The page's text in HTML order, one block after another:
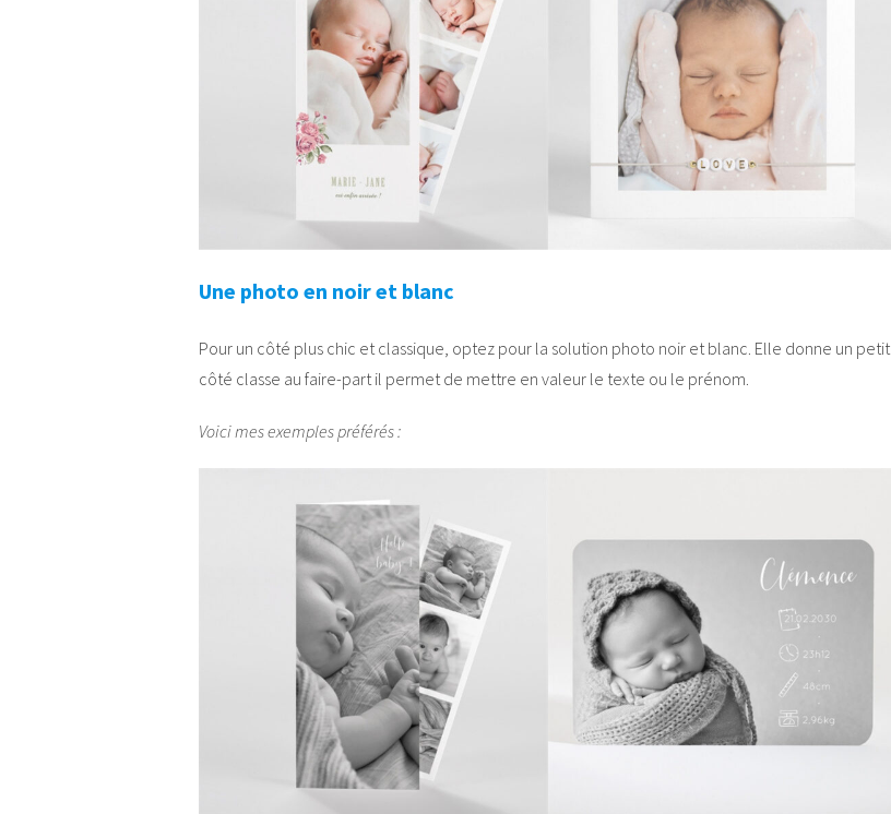
Une photo en noir et blanc
Pour un côté plus chic et classique, optez pour la solution photo noir et blanc. Elle donne un petit
côté classe au faire-part il permet de mettre en valeur le texte ou le prénom.
Voici mes exemples préférés :